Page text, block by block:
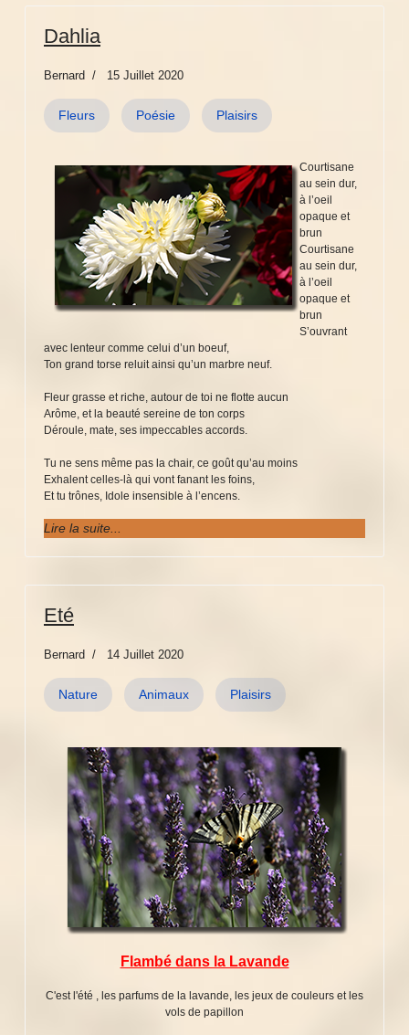
Dahlia
Bernard 15 Juillet 2020
Fleurs Poésie Plaisirs
Courtisane
au sein dur,
à l’oeil
opaque et
brun
Courtisane
au sein dur,
à l’oeil
opaque et
brun
S’ouvrant
avec lenteur comme celui d’un boeuf,
Ton grand torse reluit ainsi qu’un marbre neuf.
Fleur grasse et riche, autour de toi ne flotte aucun
Arôme, et la beauté sereine de ton corps
Déroule, mate, ses impeccables accords.
Tu ne sens même pas la chair, ce goût qu’au moins
Exhalent celles-là qui vont fanant les foins,
Et tu trônes, Idole insensible à l’encens.
Lire la suite...
Eté
Bernard 14 Juillet 2020
Nature Animaux Plaisirs
Flambé dans la Lavande
C'est l'été , les parfums de la lavande, les jeux de couleurs et les
vols de papillon